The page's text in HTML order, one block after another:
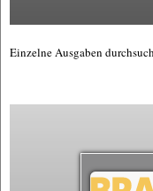
Einzelne Ausgaben